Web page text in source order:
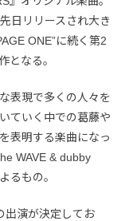
日リリースされ大き
ONE”に続く第2
となる。
表現で多くの人々を
ていく中での葛藤や
表明する楽曲になっ
WAVE & dubby
るもの。
出演が決定してお